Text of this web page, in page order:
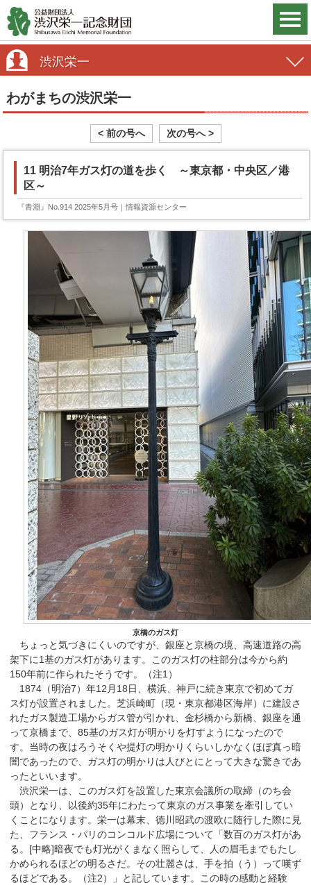
渋沢栄一
わがまちの渋沢栄一
< 前の号へ 次の号へ >
11 明治7年ガス灯の道を歩く ～東京都・中央区／港
区～
『青淵』No.914 2025年5月号 ｜情報資源センター
京橋のガス灯
ちょっと気づきにくいのですが、銀座と京橋の境、高速道路の高
架下に1基のガス灯があります。このガス灯の柱部分は今から約
150年前に作られたそうです。（注1）
1874（明治7）年12月18日、横浜、神戸に続き東京で初めてガ
ス灯が設置されました。芝浜崎町（現・東京都港区海岸）に建設さ
れたガス製造工場からガス管が引かれ、金杉橋から新橋、銀座を通
って京橋まで、85基のガス灯が明かりを灯すようになったので
す。当時の夜はろうそくや提灯の明かりくらいしかなくほぼ真っ暗
闇であったので、ガス灯の明かりは人びとにとって大きな驚きであ
ったといいます。
渋沢栄一は、このガス灯を設置した東京会議所の取締（のち会
頭）となり、以後約35年にわたって東京のガス事業を牽引してい
くことになります。栄一は幕末、徳川昭武の渡欧に随行した際に見
た、フランス・パリのコンコルド広場について「数百のガス灯があ
る。[中略]暗夜でも灯光がくまなく照らして、人の眉毛までもたし
かめられるほどの明るさだ。その壮麗さは、手を拍（う）って嘆ず
るほどである。（注2）」と記しています。この時の感動と経験